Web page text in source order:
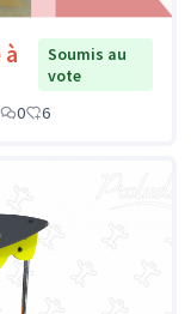
Soumis au
vote
0 6